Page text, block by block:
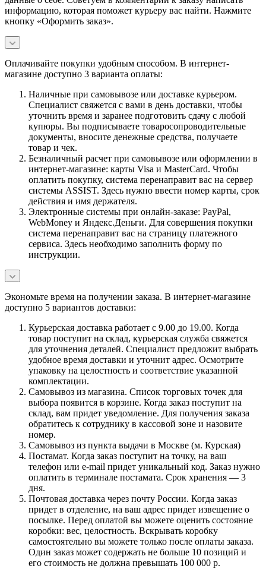
информацию, которая поможет курьеру вас найти. Нажмите
кнопку «Оформить заказ».
Оплачивайте покупки удобным способом. В интернет-
магазине доступно 3 варианта оплаты:
Наличные при самовывозе или доставке курьером.
Специалист свяжется с вами в день доставки, чтобы
уточнить время и заранее подготовить сдачу с любой
купюры. Вы подписываете товаросопроводительные
документы, вносите денежные средства, получаете
товар и чек.
Безналичный расчет при самовывозе или оформлении в
интернет-магазине: карты Visa и MasterCard. Чтобы
оплатить покупку, система перенаправит вас на сервер
системы ASSIST. Здесь нужно ввести номер карты, срок
действия и имя держателя.
Электронные системы при онлайн-заказе: PayPal,
WebMoney и Яндекс.Деньги. Для совершения покупки
система перенаправит вас на страницу платежного
сервиса. Здесь необходимо заполнить форму по
инструкции.
Экономьте время на получении заказа. В интернет-магазине
доступно 5 вариантов доставки:
Курьерская доставка работает с 9.00 до 19.00. Когда
товар поступит на склад, курьерская служба свяжется
для уточнения деталей. Специалист предложит выбрать
удобное время доставки и уточнит адрес. Осмотрите
упаковку на целостность и соответствие указанной
комплектации.
Самовывоз из магазина. Список торговых точек для
выбора появится в корзине. Когда заказ поступит на
склад, вам придет уведомление. Для получения заказа
обратитесь к сотруднику в кассовой зоне и назовите
номер.
Самовывоз из пункта выдачи в Москве (м. Курская)
Постамат. Когда заказ поступит на точку, на ваш
телефон или e-mail придет уникальный код. Заказ нужно
оплатить в терминале постамата. Срок хранения — 3
дня.
Почтовая доставка через почту России. Когда заказ
придет в отделение, на ваш адрес придет извещение о
посылке. Перед оплатой вы можете оценить состояние
коробки: вес, целостность. Вскрывать коробку
самостоятельно вы можете только после оплаты заказа.
Один заказ может содержать не больше 10 позиций и
его стоимость не должна превышать 100 000 р.